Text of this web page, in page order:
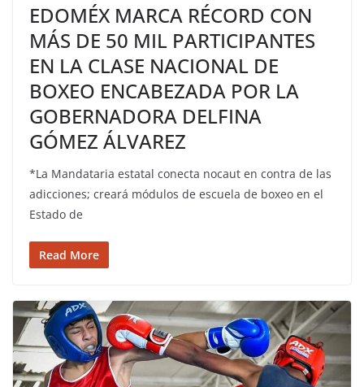
EDOMÉX MARCA RÉCORD CON
MÁS DE 50 MIL PARTICIPANTES
EN LA CLASE NACIONAL DE
BOXEO ENCABEZADA POR LA
GOBERNADORA DELFINA
GÓMEZ ÁLVAREZ
*La Mandataria estatal conecta nocaut en contra de las
adicciones; creará módulos de escuela de boxeo en el
Estado de
Read More